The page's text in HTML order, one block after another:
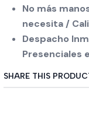
No más
necesita /
Despacho
Presenciales
SHARE THIS